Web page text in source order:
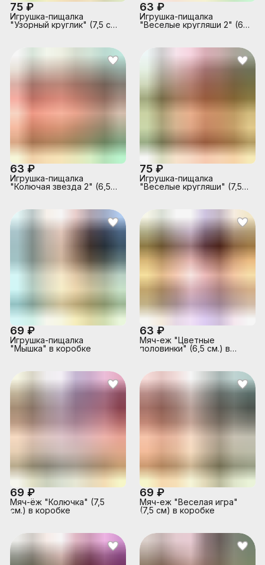
75 ₽
Игрушка-пищалка
"Узорный круглик" (7,5 см)
63 ₽
Игрушка-пищалка
"Веселые кругляши 2" (6,5
63 ₽
Игрушка-пищалка
"Колючая звезда 2" (6,5
75 ₽
Игрушка-пищалка
"Веселые кругляши" (7,5
69 ₽
Игрушка-пищалка
"Мышка" в коробке
63 ₽
Мяч-еж "Цветные
половинки" (6,5 см.) в
69 ₽
Мяч-ёж "Колючка" (7,5
см.) в коробке
69 ₽
Мяч-еж "Веселая игра"
(7,5 см) в коробке